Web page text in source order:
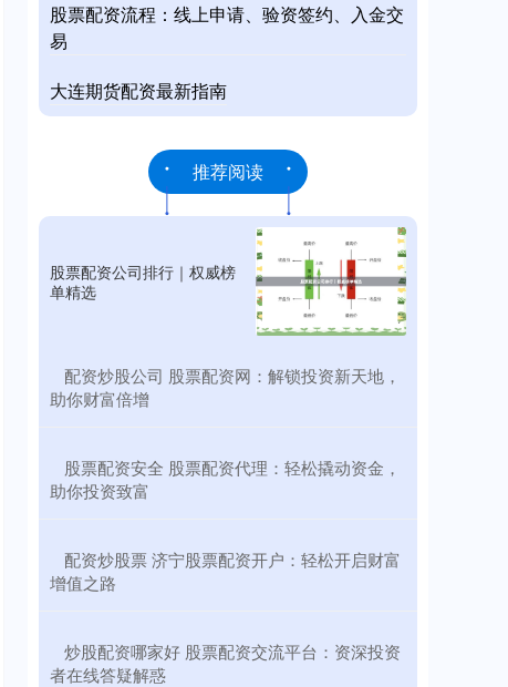
股票配资流程：线上申请、验资签约、入金交
易
大连期货配资最新指南
推荐阅读
股票配资公司排行｜权威榜
单精选
​配资炒股公司 股票配资网：解锁投资新天地，
助你财富倍增
​股票配资安全 股票配资代理：轻松撬动资金，
助你投资致富
​配资炒股票 济宁股票配资开户：轻松开启财富
增值之路
​炒股配资哪家好 股票配资交流平台：资深投资
者在线答疑解惑